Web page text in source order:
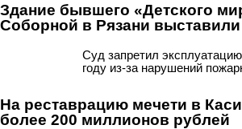
Здание бывшего «Детского
Соборной в Рязани выставили
Суд запретил
году из-за нарушений
На реставрацию мечети в
более 200 миллионов рублей